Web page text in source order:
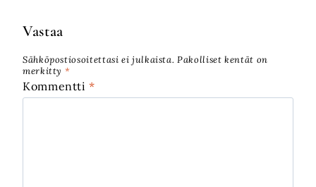
Vastaa
Sähköpostiosoitettasi ei julkaista. Pakolliset kentät on
merkitty *
Kommentti*